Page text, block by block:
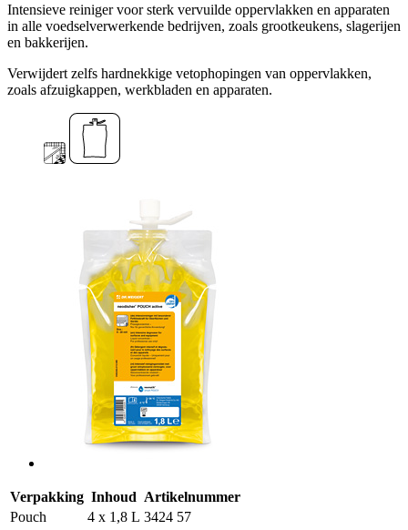
Intensieve reiniger voor sterk vervuilde oppervlakken en apparaten
in alle voedselverwerkende bedrijven, zoals grootkeukens, slagerijen
en bakkerijen.
Verwijdert zelfs hardnekkige vetophopingen van oppervlakken,
zoals afzuigkappen, werkbladen en apparaten.
Verpakking Inhoud Artikelnummer
Pouch
4 x 1,8 L 3424 57